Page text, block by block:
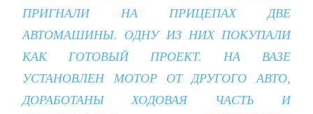
ПРИГНАЛИ НА ПРИЦЕПАХ ДВЕ
АВТОМАШИНЫ. ОДНУ ИЗ НИХ ПОКУПАЛИ
КАК ГОТОВЫЙ ПРОЕКТ. НА ВАЗЕ
УСТАНОВЛЕН МОТОР ОТ ДРУГОГО АВТО,
ДОРАБОТАНЫ ХОДОВАЯ ЧАСТЬ И